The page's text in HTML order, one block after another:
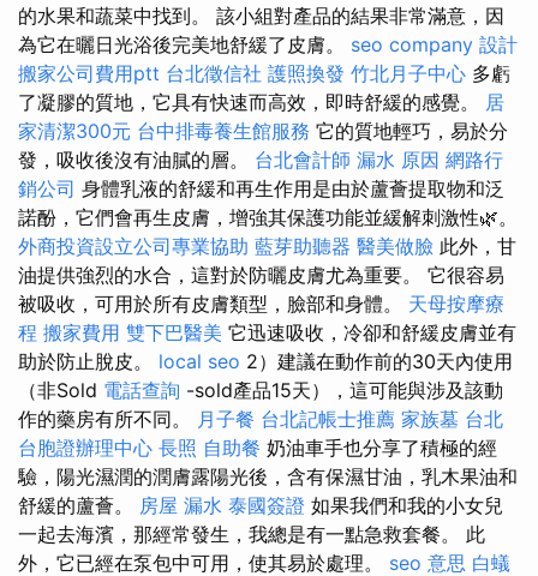
的水果和蔬菜中找到。 該小組對產品的結果非常滿意，因
為它在曬日光浴後完美地舒緩了皮膚。 seo company 設計
搬家公司費用ptt 台北徵信社 護照換發 竹北月子中心 多虧
了凝膠的質地，它具有快速而高效，即時舒緩的感覺。 居
家清潔300元 台中排毒養生館服務 它的質地輕巧，易於分
發，吸收後沒有油膩的層。 台北會計師 漏水 原因 網路行
銷公司 身體乳液的舒緩和再生作用是由於蘆薈提取物和泛
諾酚，它們會再生皮膚，增強其保護功能並緩解刺激性🌿。
外商投資設立公司專業協助 藍芽助聽器 醫美做臉 此外，甘
油提供強烈的水合，這對於防曬皮膚尤為重要。 它很容易
被吸收，可用於所有皮膚類型，臉部和身體。 天母按摩療
程 搬家費用 雙下巴醫美 它迅速吸收，冷卻和舒緩皮膚並有
助於防止脫皮。 local seo 2）建議在動作前的30天內使用
（非Sold 電話查詢 -sold產品15天），這可能與涉及該動
作的藥房有所不同。 月子餐 台北記帳士推薦 家族墓 台北
台胞證辦理中心 長照 自助餐 奶油車手也分享了積極的經
驗，陽光濕潤的潤膚露陽光後，含有保濕甘油，乳木果油和
舒緩的蘆薈。 房屋 漏水 泰國簽證 如果我們和我的小女兒
一起去海濱，那經常發生，我總是有一點急救套餐。 此
外，它已經在泵包中可用，使其易於處理。 seo 意思 白蟻